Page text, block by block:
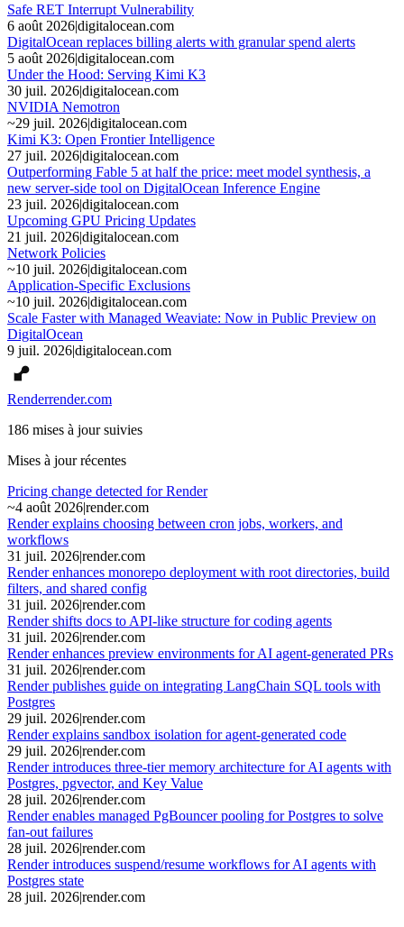
Safe RET Interrupt Vulnerability
6 août 2026|digitalocean.com
DigitalOcean replaces billing alerts with granular spend alerts
5 août 2026|digitalocean.com
Under the Hood: Serving Kimi K3
30 juil. 2026|digitalocean.com
NVIDIA Nemotron
~29 juil. 2026|digitalocean.com
Kimi K3: Open Frontier Intelligence
27 juil. 2026|digitalocean.com
Outperforming Fable 5 at half the price: meet model synthesis, a
new server-side tool on DigitalOcean Inference Engine
23 juil. 2026|digitalocean.com
Upcoming GPU Pricing Updates
21 juil. 2026|digitalocean.com
Network Policies
~10 juil. 2026|digitalocean.com
Application-Specific Exclusions
~10 juil. 2026|digitalocean.com
Scale Faster with Managed Weaviate: Now in Public Preview on
DigitalOcean
9 juil. 2026|digitalocean.com
Renderrender.com
186 mises à jour suivies
Mises à jour récentes
Pricing change detected for Render
~4 août 2026|render.com
Render explains choosing between cron jobs, workers, and
workflows
31 juil. 2026|render.com
Render enhances monorepo deployment with root directories, build
filters, and shared config
31 juil. 2026|render.com
Render shifts docs to API-like structure for coding agents
31 juil. 2026|render.com
Render enhances preview environments for AI agent-generated PRs
31 juil. 2026|render.com
Render publishes guide on integrating LangChain SQL tools with
Postgres
29 juil. 2026|render.com
Render explains sandbox isolation for agent-generated code
29 juil. 2026|render.com
Render introduces three-tier memory architecture for AI agents with
Postgres, pgvector, and Key Value
28 juil. 2026|render.com
Render enables managed PgBouncer pooling for Postgres to solve
fan-out failures
28 juil. 2026|render.com
Render introduces suspend/resume workflows for AI agents with
Postgres state
28 juil. 2026|render.com